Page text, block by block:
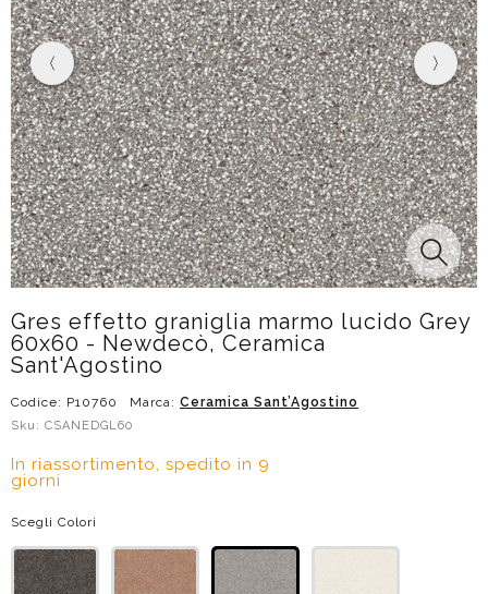
Gres effetto graniglia marmo lucido Grey
60x60 - Newdecò, Ceramica
Sant'Agostino
Codice: P10760 Marca: Ceramica Sant’Agostino
Sku: CSANEDGL60
In riassortimento, spedito in 9
giorni
Scegli Colori